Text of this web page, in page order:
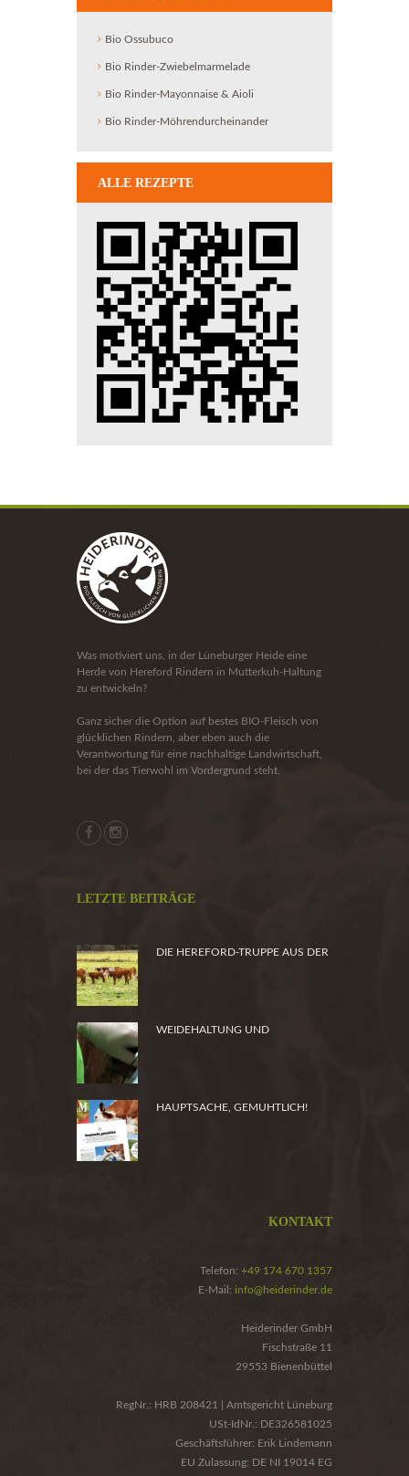
Bio Ossubuco
Bio Rinder-Zwiebelmarmelade
Bio Rinder-Mayonnaise & Aioli
Bio Rinder-Möhrendurcheinander
ALLE REZEPTE
Was motiviert uns, in der Lüneburger Heide eine
Herde von Hereford Rindern in Mutterkuh-Haltung
zu entwickeln?
Ganz sicher die Option auf bestes BIO-Fleisch von
glücklichen Rindern, aber eben auch die
Verantwortung für eine nachhaltige Landwirtschaft,
bei der das Tierwohl im Vordergrund steht.
LETZTE BEITRÄGE
DIE HEREFORD-TRUPPE AUS DER
WEIDEHALTUNG UND
HAUPTSACHE, GEMUHTLICH!
KONTAKT
Telefon: +49 174 670 1357
E-Mail: info@heiderinder.de
Heiderinder GmbH
Fischstraße 11
29553 Bienenbüttel
RegNr.: HRB 208421 | Amtsgericht Lüneburg
USt-IdNr.: DE326581025
Geschäftsführer: Erik Lindemann
EU Zulassung: DE NI 19014 EG